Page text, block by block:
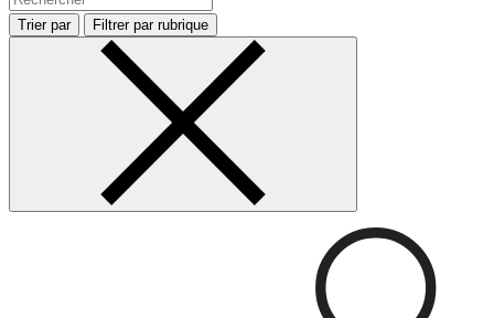
Trier par Filtrer par rubrique